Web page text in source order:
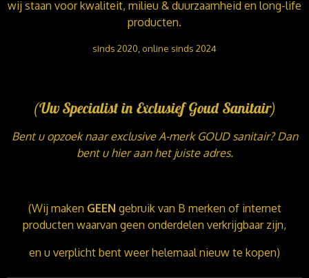
wij staan voor kwaliteit, milieu & duurzaamheid en long-life
producten.
sinds 2020, online sinds 2024
(Uw Specialist in Exclusief Goud Sanitair)
Bent u opzoek naar exclusive A-merk GOUD sanitair? Dan
bent u hier aan het juiste adres.
(Wij maken GEEN gebruik van B merken of internet
producten waarvan geen onderdelen verkrijgbaar zijn,
en u verplicht bent weer helemaal nieuw te kopen)